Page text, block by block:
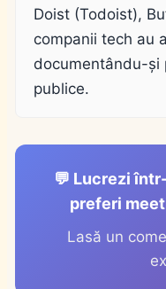
Doist (Todoist),
companii tech au
documentându-și
publice.
💬 Lucrezi
preferi
Lasă un